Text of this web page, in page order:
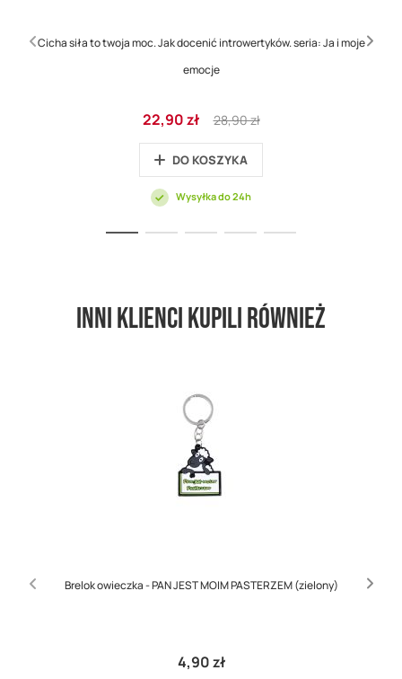
Cicha siła to twoja moc. Jak docenić introwertyków. seria: Ja i moje
emocje
Cena
promocyjna
22,90 zł
Regular
Price
28,90 zł
DO KOSZYKA
Wysyłka do 24h
Inni klienci kupili również
Brelok owieczka - PAN JEST MOIM PASTERZEM (zielony)
4,90 zł